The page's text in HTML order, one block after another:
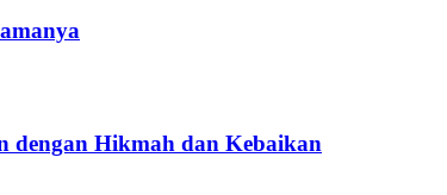
dengan Hikmah dan Kebaikan